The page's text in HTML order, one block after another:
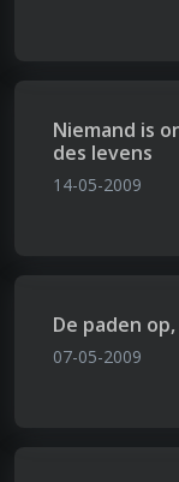
Niemand is
des levens
14-05-2009
De paden
07-05-2009